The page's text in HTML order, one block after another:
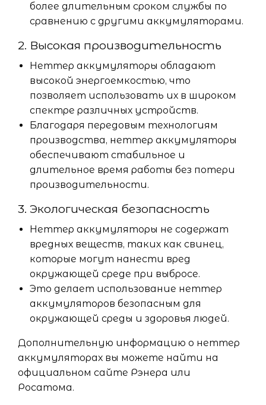
более длительным сроком службы по
сравнению с другими аккумуляторами.
2. Высокая производительность
Неттер аккумуляторы обладают
высокой энергоемкостью, что
позволяет использовать их в широком
спектре различных устройств.
Благодаря передовым технологиям
производства, неттер аккумуляторы
обеспечивают стабильное и
длительное время работы без потери
производительности.
3. Экологическая безопасность
Неттер аккумуляторы не содержат
вредных веществ, таких как свинец,
которые могут нанести вред
окружающей среде при выбросе.
Это делает использование неттер
аккумуляторов безопасным для
окружающей среды и здоровья людей.
Дополнительную информацию о неттер
аккумуляторах вы можете найти на
официальном сайте Рэнера или
Росатома.